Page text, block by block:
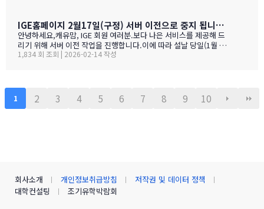
가등록 폼으로 이동합니다SECTION 01 · 방한 교육청노스밴쿠버
교육청NORTH VANCOUVER · SD 44 밴쿠버 다운타운에서 Lions
Gate Bridge를 건너면 20분 내로 도착하는 근교 주거 중심 지역입
니다. 산·바다·숲이 어우러진 자연환경과, 밴쿠버 메트로 지역 중 가
IGE홈페이지 2월17일(구정) 서버 이전으로 중지 됩니다.- 이해 부탁 드리며
안녕하세요,캐유맘, IGE 회원 여러분.보다 나은 서비스를 제공해 드
리기 위해 서버 이전 작업을 진행합니다.이에 따라 설날 당일(1월 29
일) 오전 중 IGE 홈페이지(iglobaleducation.org) 접속이 일시적으
GE (I Global Education)
1,834 회 조회 | 2026-02-14 작성
1 2 3 4 5 6 7 8 9 10
회사소개 개인정보취급방침
저작권 및 데이터 정책
대학컨설팅
조기유학박람회